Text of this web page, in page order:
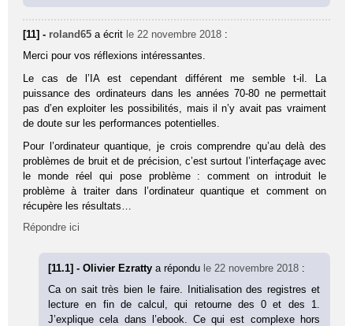
[11] - roland65 a écrit le 22 novembre 2018 :
Merci pour vos réflexions intéressantes.
Le cas de l’IA est cependant différent me semble t-il. La
puissance des ordinateurs dans les années 70-80 ne permettait
pas d’en exploiter les possibilités, mais il n’y avait pas vraiment
de doute sur les performances potentielles.
Pour l’ordinateur quantique, je crois comprendre qu’au delà des
problèmes de bruit et de précision, c’est surtout l’interfaçage avec
le monde réel qui pose problème : comment on introduit le
problème à traiter dans l’ordinateur quantique et comment on
récupère les résultats…
Répondre ici
[11.1] - Olivier Ezrattya répondu le 22 novembre 2018 :
Ca on sait très bien le faire. Initialisation des registres et
lecture en fin de calcul, qui retourne des 0 et des 1.
J’explique cela dans l’ebook. Ce qui est complexe hors